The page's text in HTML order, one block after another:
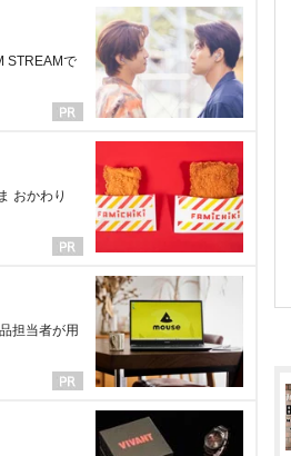
STREAMで
おかわり
担当者が用